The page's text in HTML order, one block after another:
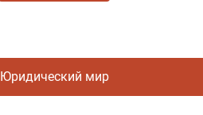
Юридический мир